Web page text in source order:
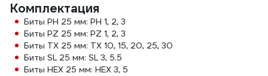
Комплектация
Биты PH 25 мм: PH 1, 2, 3
Биты PZ 25 мм: PZ 1, 2, 3
Биты TX 25 мм: TX 10, 15, 20, 25, 30
Биты SL 25 мм: SL 3, 5.5
Биты HEX 25 мм: HEX 3, 5